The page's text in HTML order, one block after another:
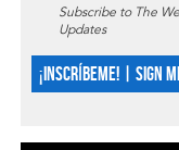
Subscribe to The
Updates
¡INSCRÍBEME! | SIGN